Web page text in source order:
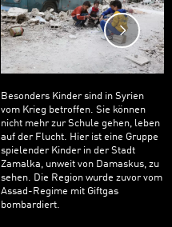
Besonders Kinder sind in Syrien
vom Krieg betroffen. Sie können
nicht mehr zur Schule gehen, leben
auf der Flucht. Hier ist eine Gruppe
spielender Kinder in der Stadt
Zamalka, unweit von Damaskus, zu
sehen. Die Region wurde zuvor vom
Assad-Regime mit Giftgas
bombardiert.